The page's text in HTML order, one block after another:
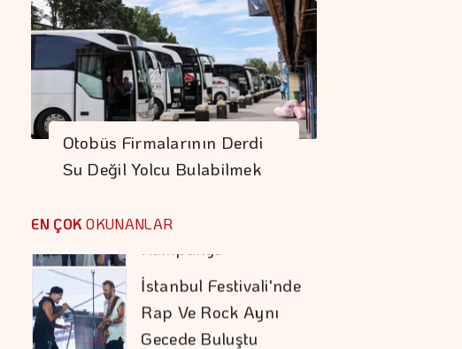
Otobüs Firmalarının Derdi
Su Değil Yolcu Bulabilmek
EN ÇOK OKUNANLAR
Seferleri, Ticari
Açıdan çok önemli"
Fıat'ta Avantajlı
Satın Alma Dönemi
Devam Ediyor
Prime Computest'ten
Kampanya
İstanbul Festivali'nde
Rap Ve Rock Aynı
Gecede Buluştu